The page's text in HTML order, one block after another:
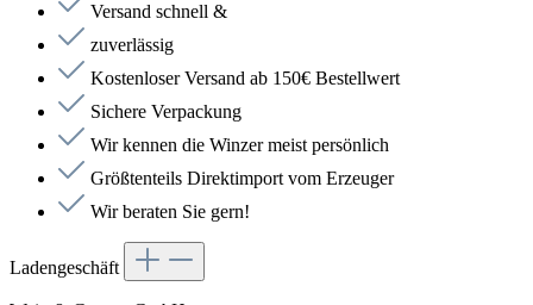
Versand schnell &
zuverlässig
Kostenloser Versand ab 150€ Bestellwert
Sichere Verpackung
Wir kennen die Winzer meist persönlich
Größtenteils Direktimport vom Erzeuger
Wir beraten Sie gern!
Ladengeschäft